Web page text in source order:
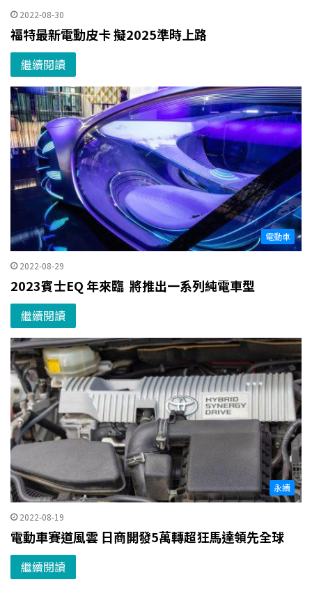
2022-08-30
福特最新電動皮卡 擬2025準時上路
繼續閱讀
電動車
2022-08-29
2023賓士EQ 年來臨 將推出一系列純電車型
繼續閱讀
永續
2022-08-19
電動車賽道風雲 日商開發5萬轉超狂馬達領先全球
繼續閱讀